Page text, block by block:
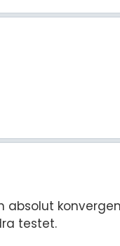
absolut
testet.